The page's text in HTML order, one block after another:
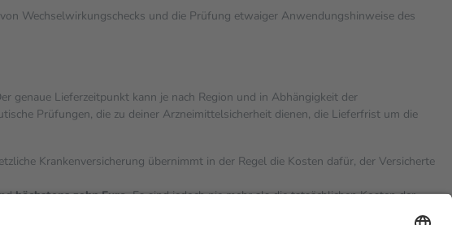
Wechselwirkungschecks und die Prüfung etwaiger Anwendungshinweise des
genaue Lieferzeitpunkt kann je nach Region und in Abhängigkeit der
Prüfungen, die zu deiner Arzneimittelsicherheit dienen, die Lieferfrist um die
Krankenversicherung übernimmt in der Regel die Kosten dafür, der Versicherte
höchstens zehn Euro.Es sind jedoch nie mehr als die tatsächlichen Kosten der